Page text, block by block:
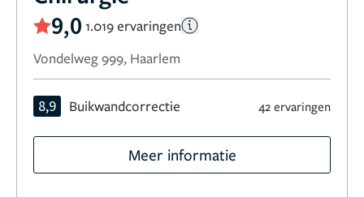
9,0 1.019 ervaringen
Vondelweg 999, Haarlem
8,9 Buikwandcorrectie 42 ervaringen
Meer informatie